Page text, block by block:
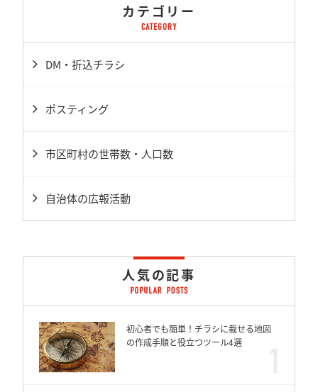
カテゴリー
DM・折込チラシ
ポスティング
市区町村の世帯数・人口数
自治体の広報活動
人気の記事
初心者でも簡単！チラシに載せる地図
の作成手順と役立つツール4選